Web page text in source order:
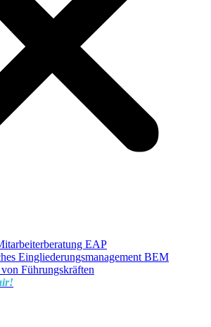
EAP
Eingliederungsmanagement BEM
Führungskräften